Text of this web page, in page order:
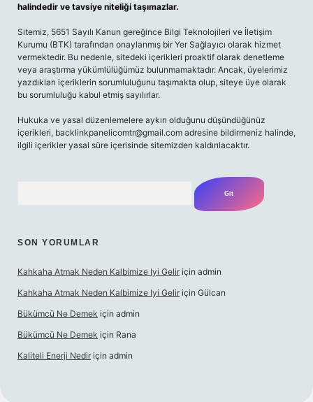
halindedir ve tavsiye niteliği taşımazlar.
Sitemiz, 5651 Sayılı Kanun gereğince Bilgi Teknolojileri ve İletişim
Kurumu (BTK) tarafından onaylanmış bir Yer Sağlayıcı olarak hizmet
vermektedir. Bu nedenle, sitedeki içerikleri proaktif olarak denetleme
veya araştırma yükümlülüğümüz bulunmamaktadır. Ancak, üyelerimiz
yazdıkları içeriklerin sorumluluğunu taşımakta olup, siteye üye olarak
bu sorumluluğu kabul etmiş sayılırlar.
Hukuka ve yasal düzenlemelere aykırı olduğunu düşündüğünüz
içerikleri, backlinkpanelicomtr@gmail.com adresine bildirmeniz halinde,
ilgili içerikler yasal süre içerisinde sitemizden kaldırılacaktır.
SON YORUMLAR
Kahkaha Atmak Neden Kalbimize Iyi Gelir için admin
Kahkaha Atmak Neden Kalbimize Iyi Gelir için Gülcan
Bükümcü Ne Demek için admin
Bükümcü Ne Demek için Rana
Kaliteli Enerji Nedir için admin